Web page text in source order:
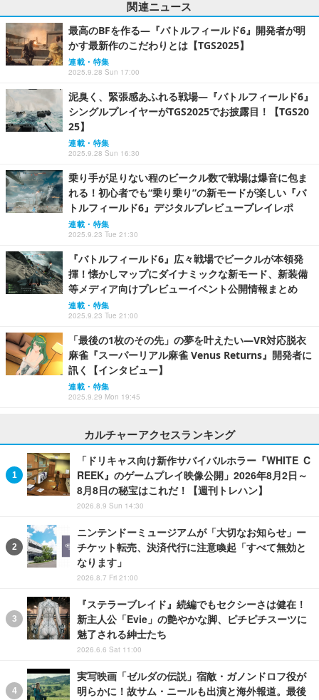
関連ニュース
最高のBFを作る―『バトルフィールド6』開発者が明
かす最新作のこだわりとは【TGS2025】
連載・特集
2025.9.28 Sun 17:00
泥臭く、緊張感あふれる戦場―『バトルフィールド6』
シングルプレイヤーがTGS2025でお披露目！【TGS20
25】
連載・特集
2025.9.28 Sun 16:30
乗り手が足りない程のビークル数で戦場は爆音に包ま
れる！初心者でも“乗り乗り”の新モードが楽しい『バ
トルフィールド6』デジタルプレビュープレイレポ
連載・特集
2025.9.23 Tue 21:30
『バトルフィールド6』広々戦場でビークルが本領発
揮！懐かしマップにダイナミックな新モード、新装備
等メディア向けプレビューイベント公開情報まとめ
連載・特集
2025.9.23 Tue 21:00
「最後の1枚のその先」の夢を叶えたい―VR対応脱衣
麻雀『スーパーリアル麻雀 Venus Returns』開発者に
訊く【インタビュー】
連載・特集
2025.9.29 Mon 19:45
カルチャーアクセスランキング
「ドリキャス向け新作サバイバルホラー『WHITE C
REEK』のゲームプレイ映像公開」2026年8月2日～
8月8日の秘宝はこれだ！【週刊トレハン】
2026.8.9 Sun 14:30
ニンテンドーミュージアムが「大切なお知らせ」ー
チケット転売、決済代行に注意喚起「すべて無効と
なります」
2026.8.7 Fri 21:00
『ステラーブレイド』続編でもセクシーさは健在！
新主人公「Evie」の艶やかな脚、ピチピチスーツに
魅了される紳士たち
2026.6.6 Sat 11:00
実写映画「ゼルダの伝説」宿敵・ガノンドロフ役が
明らかに！故サム・ニールも出演と海外報道。最後